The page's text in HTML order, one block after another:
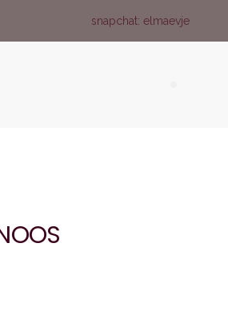
snapchat: elmaevje